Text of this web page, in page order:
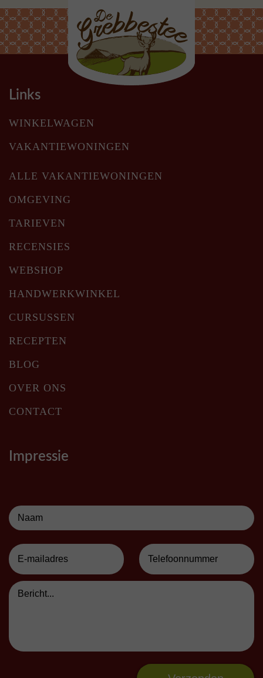
Links
WINKELWAGEN
VAKANTIEWONINGEN
ALLE VAKANTIEWONINGEN
OMGEVING
TARIEVEN
RECENSIES
WEBSHOP
HANDWERKWINKEL
CURSUSSEN
RECEPTEN
BLOG
OVER ONS
CONTACT
Impressie